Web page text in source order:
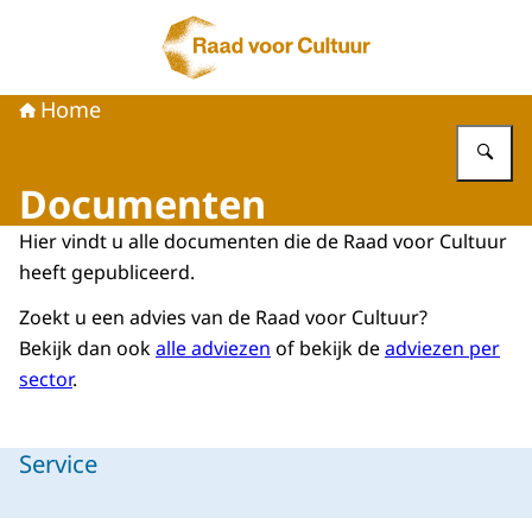
Naar de homepage van Raad voor Cultuur
Home
Documenten
Hier vindt u alle documenten die de Raad voor Cultuur
heeft gepubliceerd.
Zoekt u een advies van de Raad voor Cultuur?
Bekijk dan ookalle adviezen of bekijk deadviezen per
sector.
Service